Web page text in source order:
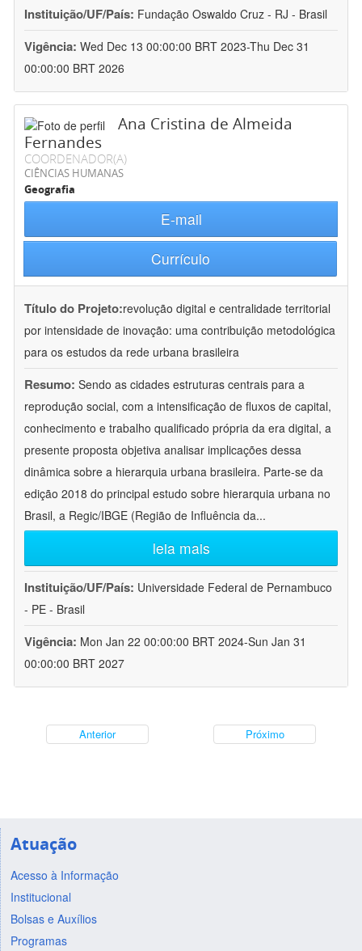
Instituição/UF/País: Fundação Oswaldo Cruz - RJ - Brasil
Vigência: Wed Dec 13 00:00:00 BRT 2023-Thu Dec 31
00:00:00 BRT 2026
Ana Cristina de Almeida
Fernandes
COORDENADOR(A)
CIÊNCIAS HUMANAS
Geografia
E-mail
Currículo
Título do Projeto:revolução digital e centralidade territorial
por intensidade de inovação: uma contribuição metodológica
para os estudos da rede urbana brasileira
Resumo: Sendo as cidades estruturas centrais para a
reprodução social, com a intensificação de fluxos de capital,
conhecimento e trabalho qualificado própria da era digital, a
presente proposta objetiva analisar implicações dessa
dinâmica sobre a hierarquia urbana brasileira. Parte-se da
edição 2018 do principal estudo sobre hierarquia urbana no
Brasil, a Regic/IBGE (Região de Influência da...
leia mais
Instituição/UF/País: Universidade Federal de Pernambuco
- PE - Brasil
Vigência: Mon Jan 22 00:00:00 BRT 2024-Sun Jan 31
00:00:00 BRT 2027
Anterior Próximo
Atuação
Acesso à Informação
Institucional
Bolsas e Auxílios
Programas